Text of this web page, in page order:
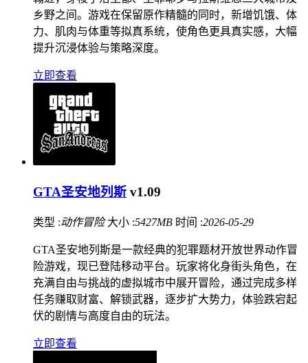
乡野之间。游戏在保留原作精髓的同时，新增饥饿、体
力、肌肉与体重等拟真系统，使角色更具真实感，大幅
提升沉浸体验与策略深度。
立即查看
GTA圣安地列斯 v1.09
类型 :动作冒险 大小 :5427MB 时间 :2026-05-29
GTA圣安地列斯是一款经典的犯罪题材开放世界动作冒
险游戏，现已登陆移动平台。玩家将化身街头角色，在
充满自由与挑战的虚拟城市中展开冒险，通过完成多样
任务赚取财富、解锁武器，逐步扩大势力，体验跌宕起
伏的剧情与高度自由的玩法。
立即查看